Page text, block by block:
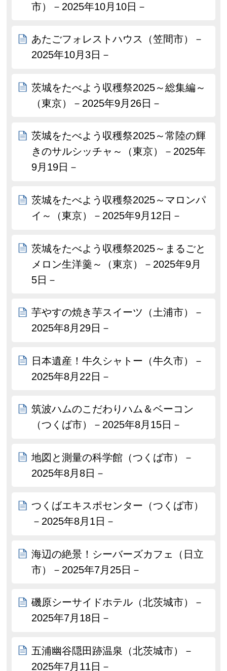
市）－2025年10月10日－
あたごフォレストハウス（笠間市）－
2025年10月3日－
茨城をたべよう収穫祭2025～総集編～
（東京）－2025年9月26日－
茨城をたべよう収穫祭2025～常陸の輝
きのサルシッチャ～（東京）－2025年
9月19日－
茨城をたべよう収穫祭2025～マロンパ
イ～（東京）－2025年9月12日－
茨城をたべよう収穫祭2025～まるごと
メロン生洋羹～（東京）－2025年9月
5日－
芋やすの焼き芋スイーツ（土浦市）－
2025年8月29日－
日本遺産！牛久シャトー（牛久市）－
2025年8月22日－
筑波ハムのこだわりハム＆ベーコン
（つくば市）－2025年8月15日－
地図と測量の科学館（つくば市）－
2025年8月8日－
つくばエキスポセンター（つくば市）
－2025年8月1日－
海辺の絶景！シーバーズカフェ（日立
市）－2025年7月25日－
磯原シーサイドホテル（北茨城市）－
2025年7月18日－
五浦幽谷隠田跡温泉（北茨城市）－
2025年7月11日－